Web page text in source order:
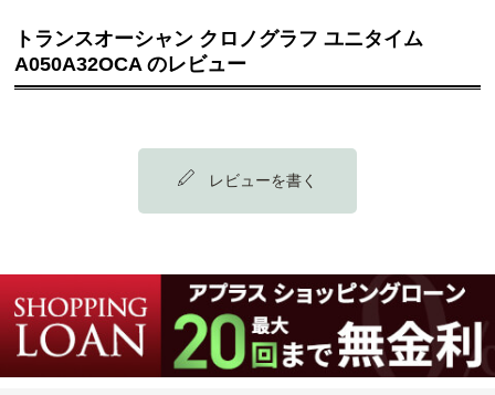
トランスオーシャン クロノグラフ ユニタイム
A050A32OCA のレビュー
レビューを書く